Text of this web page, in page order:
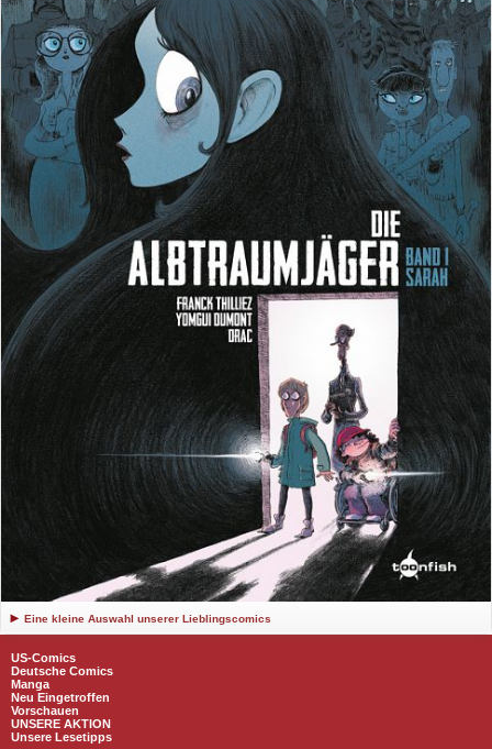
Eine kleine Auswahl unserer Lieblingscomics
US-Comics
Deutsche Comics
Manga
Neu Eingetroffen
Vorschauen
UNSERE AKTION
Unsere Lesetipps